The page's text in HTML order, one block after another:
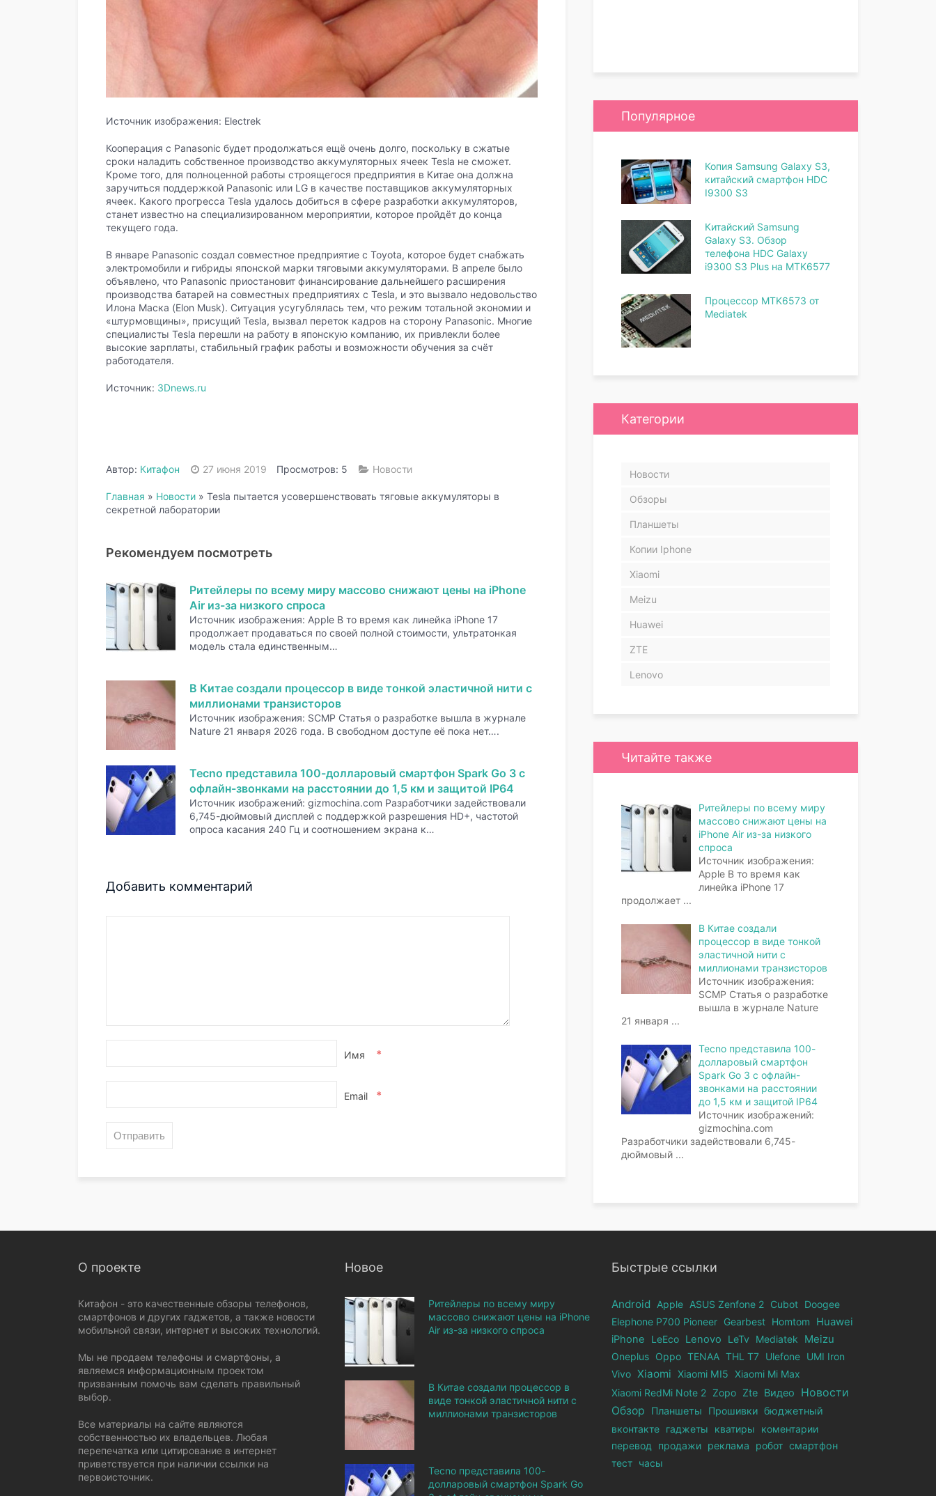
Источник изображения: Electrek
Кооперация с Panasonic будет продолжаться ещё очень долго, поскольку в сжатые
сроки наладить собственное производство аккумуляторных ячеек Tesla не сможет.
Кроме того, для полноценной работы строящегося предприятия в Китае она должна
заручиться поддержкой Panasonic или LG в качестве поставщиков аккумуляторных
ячеек. Какого прогресса Tesla удалось добиться в сфере разработки аккумуляторов,
станет известно на специализированном мероприятии, которое пройдёт до конца
текущего года.
В январе Panasonic создал совместное предприятие с Toyota, которое будет снабжать
электромобили и гибриды японской марки тяговыми аккумуляторами. В апреле было
объявлено, что Panasonic приостановит финансирование дальнейшего расширения
производства батарей на совместных предприятиях с Tesla, и это вызвало недовольство
Илона Маска (Elon Musk). Ситуация усугублялась тем, что режим тотальной экономии и
«штурмовщины», присущий Tesla, вызвал переток кадров на сторону Panasonic. Многие
специалисты Tesla перешли на работу в японскую компанию, их привлекли более
высокие зарплаты, стабильный график работы и возможности обучения за счёт
работодателя.
Источник: 3Dnews.ru
Автор: Китафон 27 июня 2019 Просмотров: 5 Новости
Главная » Новости » Tesla пытается усовершенствовать тяговые аккумуляторы в
секретной лаборатории
Рекомендуем посмотреть
Ритейлеры по всему миру массово снижают цены на iPhone
Air из-за низкого спроса
Источник изображения: Apple В то время как линейка iPhone 17
продолжает продаваться по своей полной стоимости, ультратонкая
модель стала единственным…
В Китае создали процессор в виде тонкой эластичной нити с
миллионами транзисторов
Источник изображения: SCMP Статья о разработке вышла в журнале
Nature 21 января 2026 года. В свободном доступе её пока нет….
Tecno представила 100-долларовый смартфон Spark Go 3 с
офлайн-звонками на расстоянии до 1,5 км и защитой IP64
Источник изображений: gizmochina.com Разработчики задействовали
6,745-дюймовый дисплей с поддержкой разрешения HD+, частотой
опроса касания 240 Гц и соотношением экрана к…
Добавить комментарий
Имя *
Email *
Популярное
Копия Samsung Galaxy S3,
китайский смартфон HDC
I9300 S3
Китайский Samsung
Galaxy S3. Обзор
телефона HDC Galaxy
i9300 S3 Plus на MTK6577
Процессор MTK6573 от
Mediatek
Категории
Новости
Обзоры
Планшеты
Копии Iphone
Xiaomi
Meizu
Huawei
ZTE
Lenovo
Читайте также
Ритейлеры по всему миру
массово снижают цены на
iPhone Air из-за низкого
спроса
Источник изображения:
Apple В то время как
линейка iPhone 17
продолжает ...
В Китае создали
процессор в виде тонкой
эластичной нити с
миллионами транзисторов
Источник изображения:
SCMP Статья о разработке
вышла в журнале Nature
21 января ...
Tecno представила 100-
долларовый смартфон
Spark Go 3 с офлайн-
звонками на расстоянии
до 1,5 км и защитой IP64
Источник изображений:
gizmochina.com
Разработчики задействовали 6,745-
дюймовый ...
О проекте
Китафон - это качественные обзоры телефонов,
смартфонов и других гаджетов, а также новости
мобильной связи, интернет и высоких технологий.
Мы не продаем телефоны и смартфоны, а
являемся информационным проектом
призванным помочь вам сделать правильный
выбор.
Все материалы на сайте являются
собственностью их владельцев. Любая
перепечатка или цитирование в интернет
приветствуется при наличии ссылки на
первоисточник.
Новое
Ритейлеры по всему миру
массово снижают цены на iPhone
Air из-за низкого спроса
В Китае создали процессор в
виде тонкой эластичной нити с
миллионами транзисторов
Tecno представила 100-
долларовый смартфон Spark Go
Быстрые ссылки
Android Apple ASUS Zenfone 2 Cubot Doogee
Elephone Р700 Pioneer Gearbest Homtom
Huawei
iPhone
LeEco Lenovo LeTv Mediatek Meizu
Oneplus Oppo TENAA THL T7 Ulefone UMI Iron
Vivo Xiaomi Xiaomi MI5 Xiaomi Mi Max
Xiaomi RedMi Note 2 Zopo Zte Видео Новости
Обзор Планшеты Прошивки бюджетный
вконтакте гаджеты кватиры
коментарии
перевод
продажи реклама робот смартфон
тест часы